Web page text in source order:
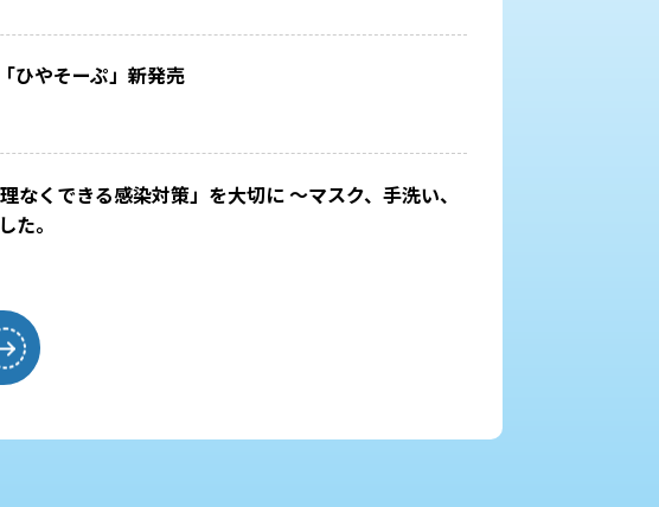
ひやそーぷ」新発売
くできる感染対策」を大切に ～マスク、手洗い、
。